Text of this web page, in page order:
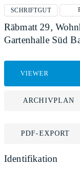
SCHRIFTGUT
Räbmatt 29,
Gartenhalle Süd
VIEWER
ARCHIVPLAN
PDF-EXPORT
Identifikation